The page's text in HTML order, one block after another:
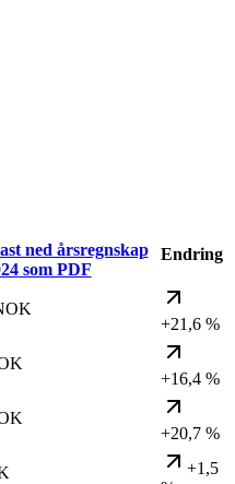
ned årsregnskap
som PDF
Endring
+21,6 %
+16,4 %
+20,7 %
+1,5